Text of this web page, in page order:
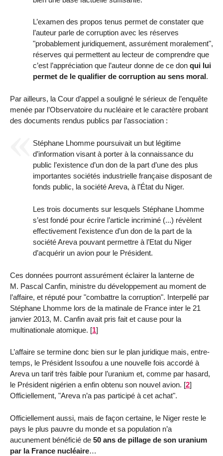
L’examen des propos tenus permet de constater que
l’auteur parle de corruption avec les réserves
"probablement juridiquement, assurément moralement",
réserves qui permettent au lecteur de comprendre que
c’est l’appréciation que l’auteur donne de ce don qui lui
permet de le qualifier de corruption au sens moral.
Par ailleurs, la Cour d’appel a souligné le sérieux de l’enquête
menée par l’Observatoire du nucléaire et le caractère probant
des documents rendus publics par l’association :
Stéphane Lhomme poursuivait un but légitime
d’information visant à porter à la connaissance du
public l’existence d’un don de la part d’une des plus
importantes sociétés industrielle française disposant de
fonds public, la société Areva, à l’État du Niger.
Les trois documents sur lesquels Stéphane Lhomme
s’est fondé pour écrire l’article incriminé (...) révèlent
effectivement l’existence d’un don de la part de la
société Areva pouvant permettre à l’Etat du Niger
d’acquérir un avion pour le Président.
Ces données pourront assurément éclairer la lanterne de
M. Pascal Canfin, ministre du développement au moment de
l’affaire, et réputé pour "combattre la corruption". Interpellé par
Stéphane Lhomme lors de la matinale de France inter le 21
janvier 2013, M. Canfin avait pris fait et cause pour la
multinationale atomique. [1]
L’affaire se termine donc bien sur le plan juridique mais, entre-
temps, le Président Issoufou a une nouvelle fois accordé à
Areva un tarif très faible pour l’uranium et, comme par hasard,
le Président nigérien a enfin obtenu son nouvel avion. [2]
Officiellement, "Areva n’a pas participé à cet achat".
Officiellement aussi, mais de façon certaine, le Niger reste le
pays le plus pauvre du monde et sa population n’a
aucunement bénéficié de 50 ans de pillage de son uranium
par la France nucléaire…